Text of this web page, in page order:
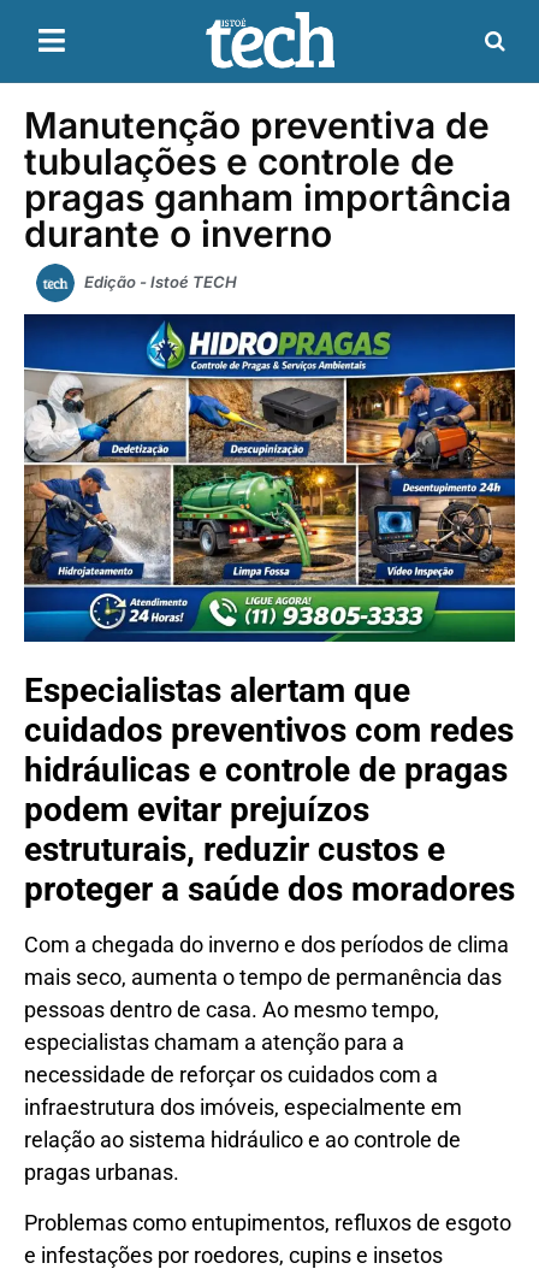
Manutenção preventiva de
tubulações e controle de
pragas ganham importância
durante o inverno
Edição - Istoé TECH
Especialistas alertam que
cuidados preventivos com redes
hidráulicas e controle de pragas
podem evitar prejuízos
estruturais, reduzir custos e
proteger a saúde dos moradores
Com a chegada do inverno e dos períodos de clima
mais seco, aumenta o tempo de permanência das
pessoas dentro de casa. Ao mesmo tempo,
especialistas chamam a atenção para a
necessidade de reforçar os cuidados com a
infraestrutura dos imóveis, especialmente em
relação ao sistema hidráulico e ao controle de
pragas urbanas.
Problemas como entupimentos, refluxos de esgoto
e infestações por roedores, cupins e insetos